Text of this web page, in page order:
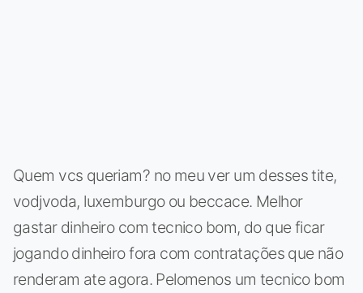
Quem vcs queriam? no meu ver um desses tite,
vodjvoda, luxemburgo ou beccace. Melhor
gastar dinheiro com tecnico bom, do que ficar
jogando dinheiro fora com contratações que não
renderam ate agora. Pelomenos um tecnico bom